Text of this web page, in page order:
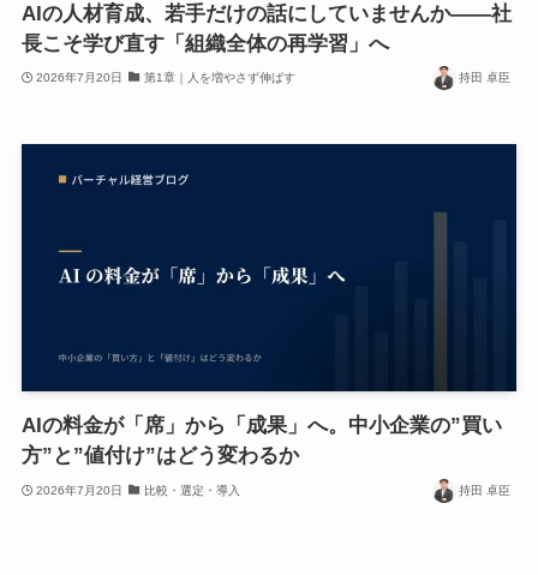
AIの人材育成、若手だけの話にしていませんか——社
長こそ学び直す「組織全体の再学習」へ
2026年7月20日 第1章｜人を増やさず伸ばす 持田 卓臣
AIの料金が「席」から「成果」へ。中小企業の”買い
方”と”値付け”はどう変わるか
2026年7月20日 比較・選定・導入 持田 卓臣